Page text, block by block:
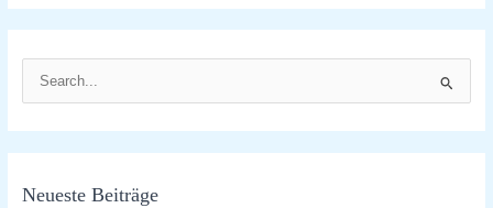
e
Neueste Beiträge